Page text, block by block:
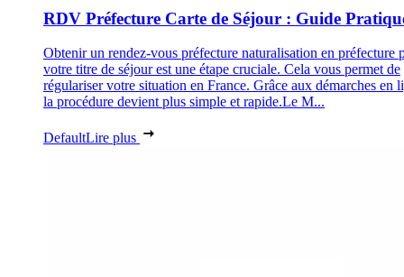
RDV Préfecture Carte de Séjour : Guide
Obtenir un rendez-vous préfecture naturalisation en préfecture
votre titre de séjour est une étape cruciale. Cela vous permet de
régulariser votre situation en France. Grâce aux démarches en
la procédure devient plus simple et rapide.Le M...
DefaultLire plus